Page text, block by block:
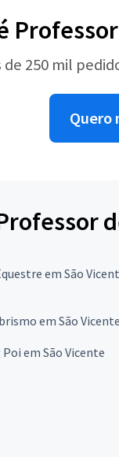
de 250 mil
Quero
em São
em São Vicente
em São Vicente